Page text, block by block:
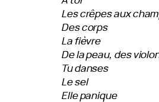
Les crêpes aux
Des corps
La fièvre
De la peau, des
Tu danses
Le sel
Elle panique